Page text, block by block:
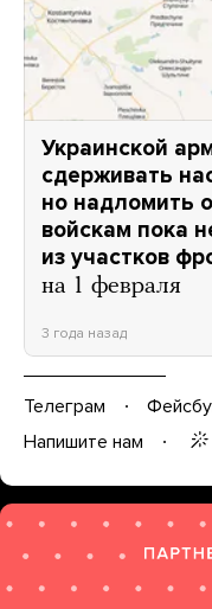
Украинской
сдерживать
но надломить
войскам пока
из участков
на 1 февраля
3 года назад
Телеграм
Напишите нам